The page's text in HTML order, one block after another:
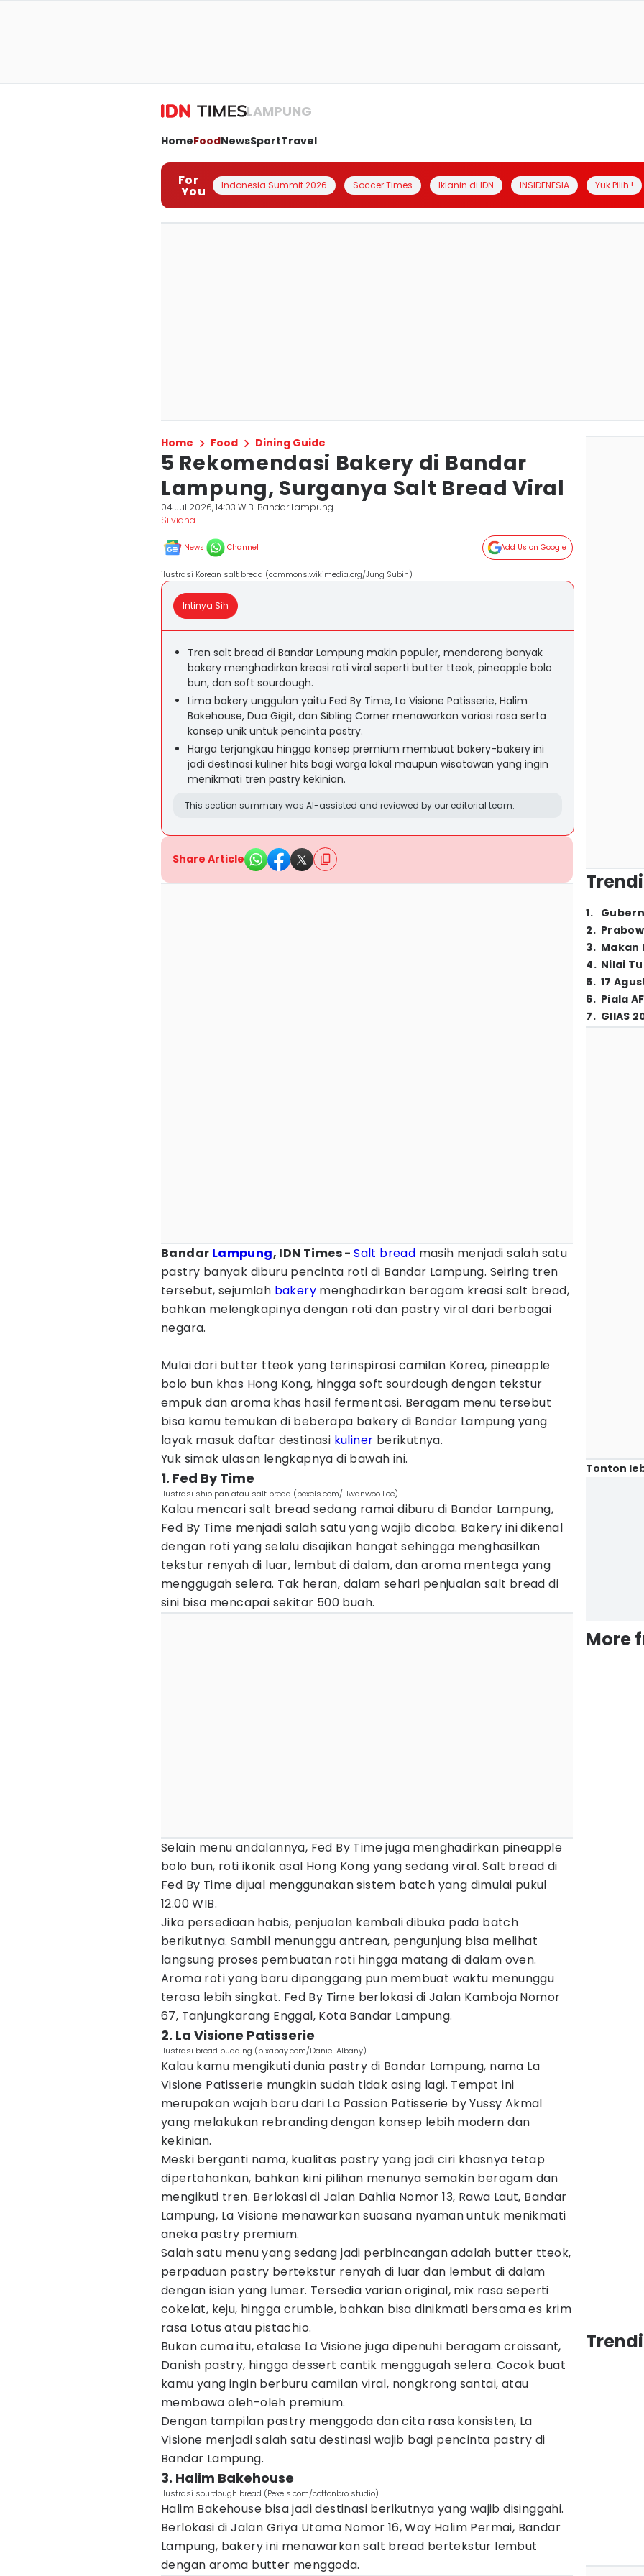
LAMPUNG
HomeFoodNewsSportTravel
For
You Indonesia Summit 2026 Soccer Times Iklanin di IDN INSIDENESIA Yuk Pilih !
Home Food Dining Guide
5 Rekomendasi Bakery di Bandar
Lampung, Surganya Salt Bread Viral
04 Jul 2026, 14:03 WIB Bandar Lampung
Silviana
News Channel Add Us on Google
ilustrasi Korean salt bread (commons.wikimedia.org/Jung Subin)
Intinya Sih
Tren salt bread di Bandar Lampung makin populer, mendorong banyak
bakery menghadirkan kreasi roti viral seperti butter tteok, pineapple bolo
bun, dan soft sourdough.
Lima bakery unggulan yaitu Fed By Time, La Visione Patisserie, Halim
Bakehouse, Dua Gigit, dan Sibling Corner menawarkan variasi rasa serta
konsep unik untuk pencinta pastry.
Harga terjangkau hingga konsep premium membuat bakery-bakery ini
jadi destinasi kuliner hits bagi warga lokal maupun wisatawan yang ingin
menikmati tren pastry kekinian.
This section summary was AI-assisted and reviewed by our editorial team.
Share Article
Bandar Lampung, IDN Times -Salt bread masih menjadi salah satu
pastry banyak diburu pencinta roti di Bandar Lampung. Seiring tren
tersebut, sejumlah bakery menghadirkan beragam kreasi salt bread,
bahkan melengkapinya dengan roti dan pastry viral dari berbagai
negara.
Mulai dari butter tteok yang terinspirasi camilan Korea, pineapple
bolo bun khas Hong Kong, hingga soft sourdough dengan tekstur
empuk dan aroma khas hasil fermentasi. Beragam menu tersebut
bisa kamu temukan di beberapa bakery di Bandar Lampung yang
layak masuk daftar destinasi kuliner berikutnya.
Yuk simak ulasan lengkapnya di bawah ini.
1. Fed By Time
ilustrasi shio pan atau salt bread (pexels.com/Hwanwoo Lee)
Kalau mencari salt bread sedang ramai diburu di Bandar Lampung,
Fed By Time menjadi salah satu yang wajib dicoba. Bakery ini dikenal
dengan roti yang selalu disajikan hangat sehingga menghasilkan
tekstur renyah di luar, lembut di dalam, dan aroma mentega yang
menggugah selera. Tak heran, dalam sehari penjualan salt bread di
sini bisa mencapai sekitar 500 buah.
Selain menu andalannya, Fed By Time juga menghadirkan pineapple
bolo bun, roti ikonik asal Hong Kong yang sedang viral. Salt bread di
Fed By Time dijual menggunakan sistem batch yang dimulai pukul
12.00 WIB.
Jika persediaan habis, penjualan kembali dibuka pada batch
berikutnya. Sambil menunggu antrean, pengunjung bisa melihat
langsung proses pembuatan roti hingga matang di dalam oven.
Aroma roti yang baru dipanggang pun membuat waktu menunggu
terasa lebih singkat. Fed By Time berlokasi di Jalan Kamboja Nomor
67, Tanjungkarang Enggal, Kota Bandar Lampung.
2. La Visione Patisserie
ilustrasi bread pudding (pixabay.com/Daniel Albany)
Kalau kamu mengikuti dunia pastry di Bandar Lampung, nama La
Visione Patisserie mungkin sudah tidak asing lagi. Tempat ini
merupakan wajah baru dari La Passion Patisserie by Yussy Akmal
yang melakukan rebranding dengan konsep lebih modern dan
kekinian.
Meski berganti nama, kualitas pastry yang jadi ciri khasnya tetap
dipertahankan, bahkan kini pilihan menunya semakin beragam dan
mengikuti tren. Berlokasi di Jalan Dahlia Nomor 13, Rawa Laut, Bandar
Lampung, La Visione menawarkan suasana nyaman untuk menikmati
aneka pastry premium.
Salah satu menu yang sedang jadi perbincangan adalah butter tteok,
perpaduan pastry bertekstur renyah di luar dan lembut di dalam
dengan isian yang lumer. Tersedia varian original, mix rasa seperti
cokelat, keju, hingga crumble, bahkan bisa dinikmati bersama es krim
rasa Lotus atau pistachio.
Bukan cuma itu, etalase La Visione juga dipenuhi beragam croissant,
Danish pastry, hingga dessert cantik menggugah selera. Cocok buat
kamu yang ingin berburu camilan viral, nongkrong santai, atau
membawa oleh-oleh premium.
Dengan tampilan pastry menggoda dan cita rasa konsisten, La
Visione menjadi salah satu destinasi wajib bagi pencinta pastry di
Bandar Lampung.
3. Halim Bakehouse
Ilustrasi sourdough bread (Pexels.com/cottonbro studio)
Halim Bakehouse bisa jadi destinasi berikutnya yang wajib disinggahi.
Berlokasi di Jalan Griya Utama Nomor 16, Way Halim Permai, Bandar
Lampung, bakery ini menawarkan salt bread bertekstur lembut
dengan aroma butter menggoda.
1.
2.
3. Makan
4. Nilai
5. 17
6. Piala
7. GIIAS
Tonton
More